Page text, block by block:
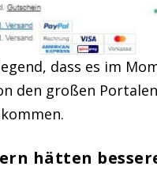
dass es im
den großen
hätten